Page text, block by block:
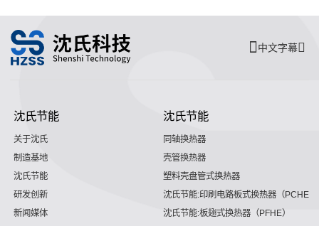
中文字幕
沈氏节能
关于沈氏
制造基地
沈氏节能
研发创新
新闻媒体
沈氏节能
同轴换热器
壳管换热器
塑料壳盘管式换热器
沈氏节能:印刷电路板式换热器（PCHE）
沈氏节能:板翅式换热器（PFHE）